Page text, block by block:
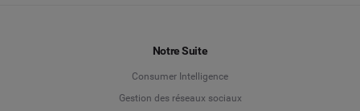
Notre Suite
Consumer Intelligence
Gestion des réseaux sociaux